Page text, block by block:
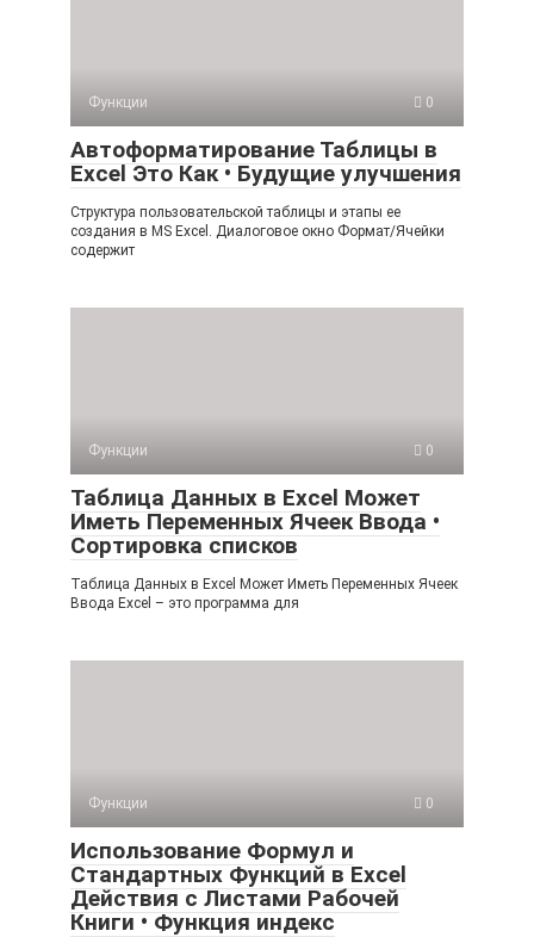
Функции 0
Автоформатирование Таблицы в
Excel Это Как • Будущие улучшения
Структура пользовательской таблицы и этапы ее
создания в MS Excel. Диалоговое окно Формат/Ячейки
содержит
Функции 0
Таблица Данных в Excel Может
Иметь Переменных Ячеек Ввода •
Сортировка списков
Таблица Данных в Excel Может Иметь Переменных Ячеек
Ввода Excel – это программа для
Функции 0
Использование Формул и
Стандартных Функций в Excel
Действия с Листами Рабочей
Книги • Функция индекс